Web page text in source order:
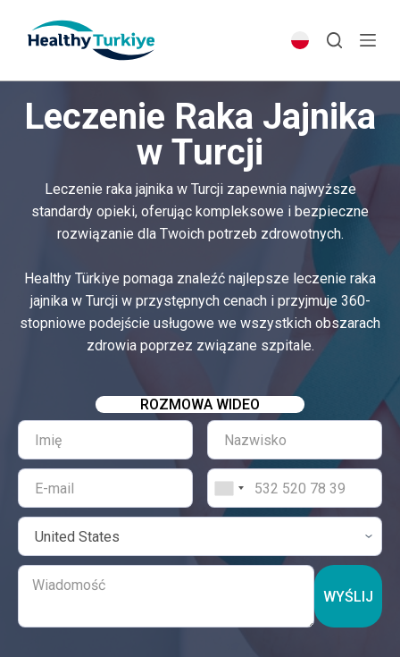
p
Leczenie Raka Jajnika
w Turcji
Leczenie raka jajnika w Turcji zapewnia najwyższe
standardy opieki, oferując kompleksowe i bezpieczne
rozwiązanie dla Twoich potrzeb zdrowotnych.
Healthy Türkiye pomaga znaleźć najlepsze leczenie raka
jajnika w Turcji w przystępnych cenach i przyjmuje 360-
stopniowe podejście usługowe we wszystkich obszarach
zdrowia poprzez związane szpitale.
ROZMOWA WIDEO
WYŚLIJ